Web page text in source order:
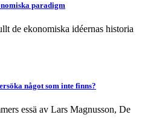
paradigm
de ekonomiska idéernas historia
något som inte finns?
essä av Lars Magnusson, De